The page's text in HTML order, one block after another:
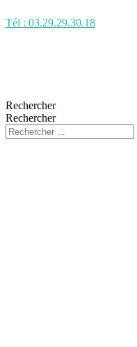
Tél : 03.29.29.30.18
Rechercher
Rechercher